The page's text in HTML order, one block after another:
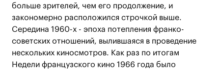
больше зрителей, чем его продолжение, и
закономерно расположился строчкой выше.
Середина 1960-х - эпоха потепления франко-
советских отношений, вылившаяся в проведение
нескольких киносмотров. Как раз по итогам
Недели французского кино 1966 года было